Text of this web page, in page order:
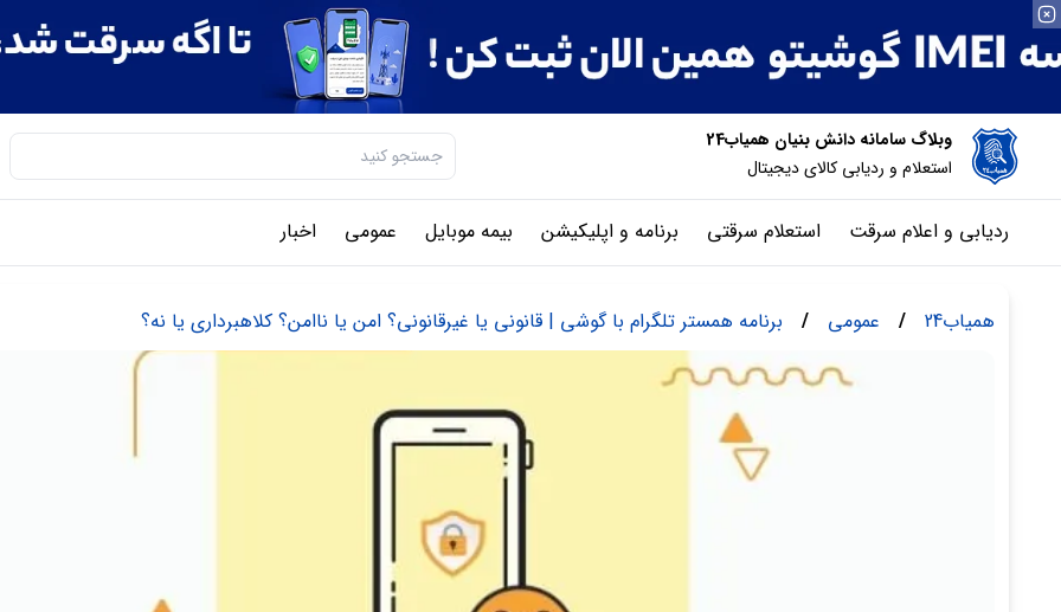
وبلاگ سامانه دانش بنیان همیاب24
استعلام و ردیابی کالای دیجیتال
ردیابی و اعلام سرقت استعلام سرقتی برنامه و اپلیکیشن بیمه موبایل عمومی اخبار
همیاب24 / عمومی / برنامه همستر تلگرام با گوشی | قانونی یا غیرقانونی؟ امن یا ناامن؟ کلاهبرداری یا نه؟